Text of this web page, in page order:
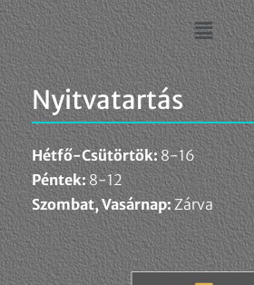
Nyitvatartás
Hétfő-Csütörtök:8-16
Péntek:8-12
Szombat, Vasárnap:Zárva